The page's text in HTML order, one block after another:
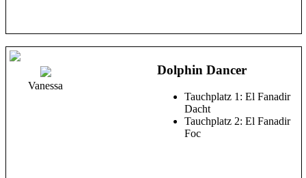
Vanessa
Dolphin Dancer
Tauchplatz 1: El Fanadir
Dacht
Tauchplatz 2: El Fanadir
Foc